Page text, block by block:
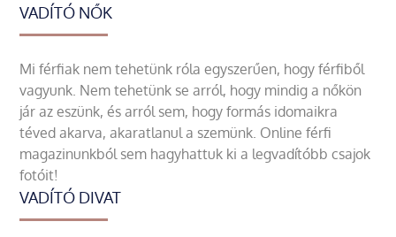
VADÍTÓ NŐK
Mi férfiak nem tehetünk róla egyszerűen, hogy férfiből
vagyunk. Nem tehetünk se arról, hogy mindig a nőkön
jár az eszünk, és arról sem, hogy formás idomaikra
téved akarva, akaratlanul a szemünk. Online férfi
magazinunkból sem hagyhattuk ki a legvadítóbb csajok
fotóit!
VADÍTÓ DIVAT